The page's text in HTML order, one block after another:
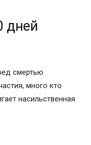
дней
смертью
много кто
насильственная